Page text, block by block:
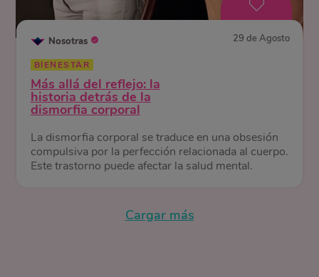
Nosotras 29 de Agosto
BIENESTAR
Más allá del reflejo: la
historia detrás de la
dismorfia corporal
La dismorfia corporal se traduce en una obsesión
compulsiva por la perfección relacionada al cuerpo.
Este trastorno puede afectar la salud mental.
Cargar más